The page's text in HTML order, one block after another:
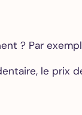
? Par
le